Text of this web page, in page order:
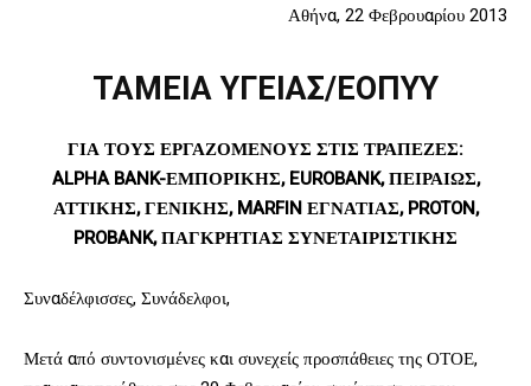
Αθήνα, 22 Φεβρουαρίου 2013
ΤΑΜΕΙΑ ΥΓΕΙΑΣ/ΕΟΠΥΥ
ΓΙΑ ΤΟΥΣ ΕΡΓΑΖΟΜΕΝΟΥΣ ΣΤΙΣ ΤΡΑΠΕΖΕΣ:
ALPHA BANK-ΕΜΠΟΡΙΚΗΣ, EUROBANK, ΠΕΙΡΑΙΩΣ,
ΑΤΤΙΚΗΣ, ΓΕΝΙΚΗΣ, MARFIN ΕΓΝΑΤΙΑΣ, PROTON,
PROBANK, ΠΑΓΚΡΗΤΙΑΣ ΣΥΝΕΤΑΙΡΙΣΤΙΚΗΣ
Συναδέλφισσες, Συνάδελφοι,
Μετά από συντονισμένες και συνεχείς προσπάθειες της ΟΤΟΕ,